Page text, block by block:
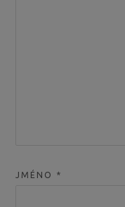
JMÉNO *